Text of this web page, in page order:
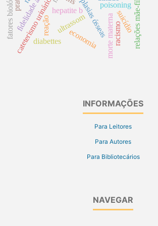
hepatite bneoplasias ósseaspoisoning
ultrassom
cateterismo urinário relações mãe-filho
fatores biológicos morte materna
economia
suicídio
reação
diabettes racismo
INFORMAÇÕES
Para Leitores
Para Autores
Para Bibliotecários
NAVEGAR